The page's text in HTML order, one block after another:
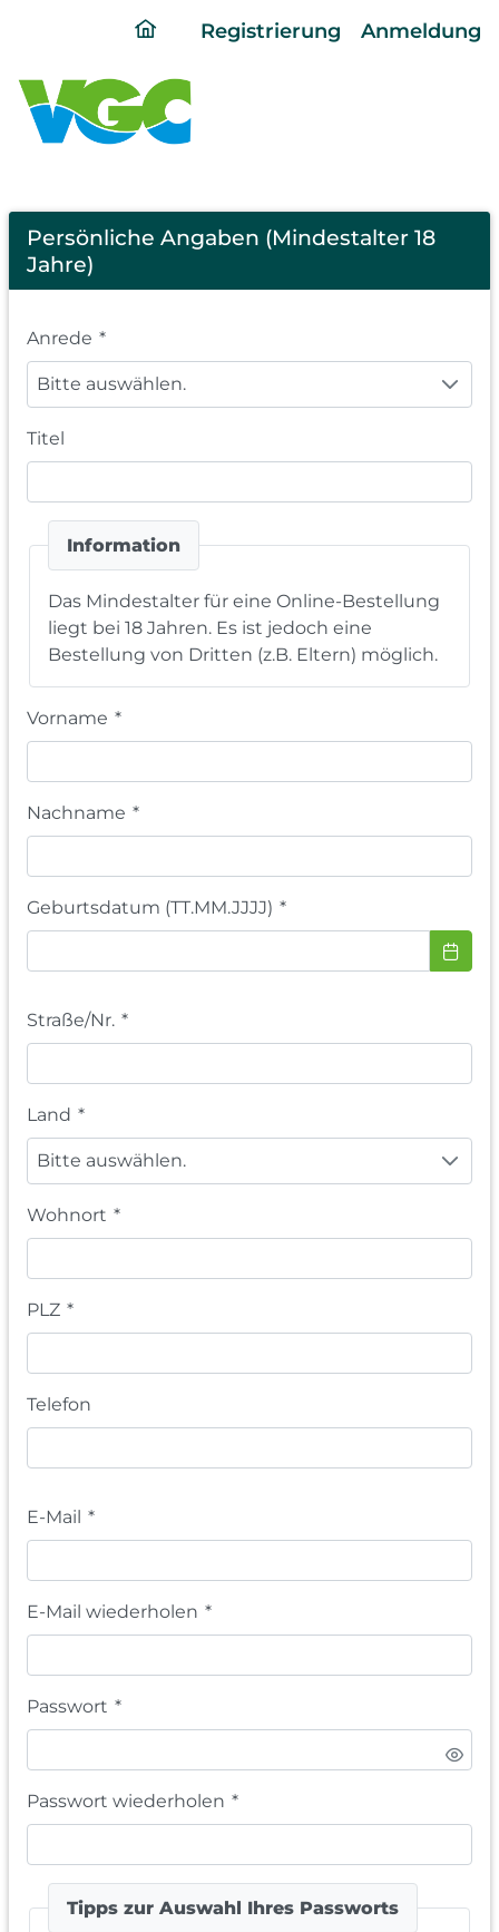
ding
page
Registrierung Anmeldung
Registration
Persönliche Angaben (Mindestalter 18
Jahre)
Anrede *
Bitte auswählen.
Titel
Information
Das Mindestalter für eine Online-Bestellung
liegt bei 18 Jahren. Es ist jedoch eine
Bestellung von Dritten (z.B. Eltern) möglich.
Vorname *
Nachname *
Geburtsdatum (TT.MM.JJJJ) *
Straße/Nr. *
Land *
Bitte auswählen.
Wohnort *
PLZ *
Telefon
E-Mail *
E-Mail wiederholen *
Passwort *
Passwort wiederholen *
Tipps zur Auswahl Ihres Passworts